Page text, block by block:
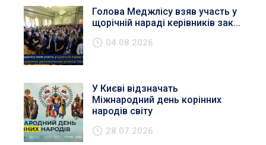
Голова Меджлісу взяв участь у
щорічній нараді керівників зак...
04.08.2026
У Києві відзначать
Міжнародний день корінних
народів світу
28.07.2026